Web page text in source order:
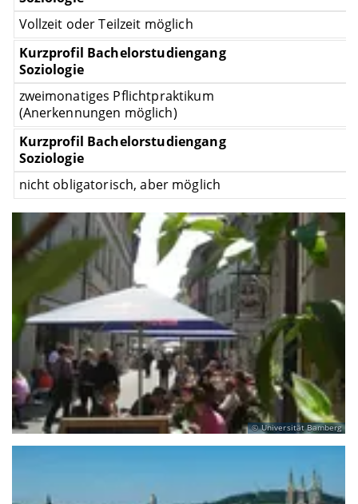
Vollzeit oder Teilzeit möglich
zweimonatiges Pflichtpraktikum
(Anerkennungen möglich)
nicht obligatorisch, aber möglich
Universität Bamberg